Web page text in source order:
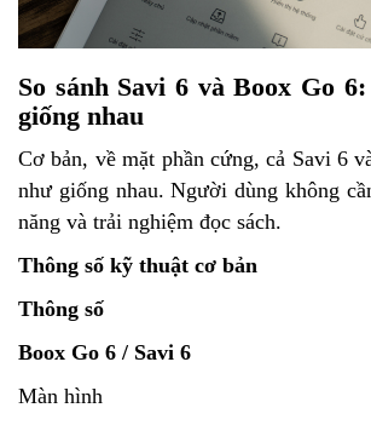
So sánh Savi 6 và Boox Go
giống nhau
Cơ bản, về mặt phần cứng, cả Savi 6
như giống nhau. Người dùng không
năng và trải nghiệm đọc sách.
Thông số kỹ thuật cơ bản
Thông số
Boox Go 6 / Savi 6
Màn hình